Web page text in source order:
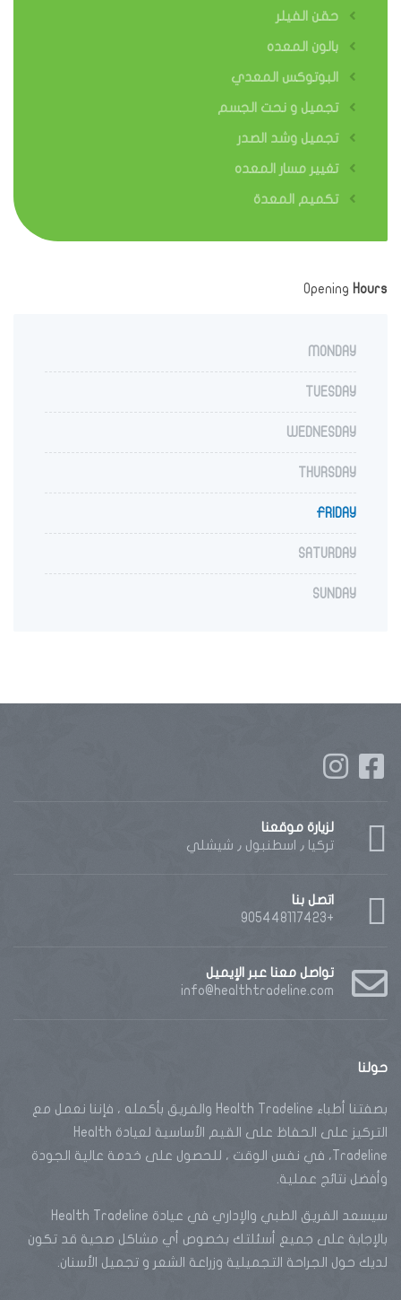
حقن الفيلر
بالون المعده
البوتوكس المعدي
تجميل و نحت الجسم
تجميل وشد الصدر
تغيير مسار المعده
تكميم المعدة
Opening Hours
MONDAY
TUESDAY
WEDNESDAY
THURSDAY
FRIDAY
SATURDAY
SUNDAY
لزيارة موقعنا
تركيا ٫ اسطنبول ٫ شيشلي
اتصل بنا
+905448117423
تواصل معنا عبر الإيميل
info@healthtradeline.com
حولنا
بصفتنا أطباء Health Tradeline والفريق بأكمله ، فإننا نعمل مع
التركيز على الحفاظ على القيم الأساسية لعيادة Health
Tradeline، في نفس الوقت ، للحصول على خدمة عالية الجودة
وأفضل نتائج عملية.
سيسعد الفريق الطبي والإداري في عيادة Health Tradeline
بالإجابة على جميع أسئلتك بخصوص أي مشاكل صحية قد تكون
لديك حول الجراحة التجميلية وزراعة الشعر و تجميل الأسنان.